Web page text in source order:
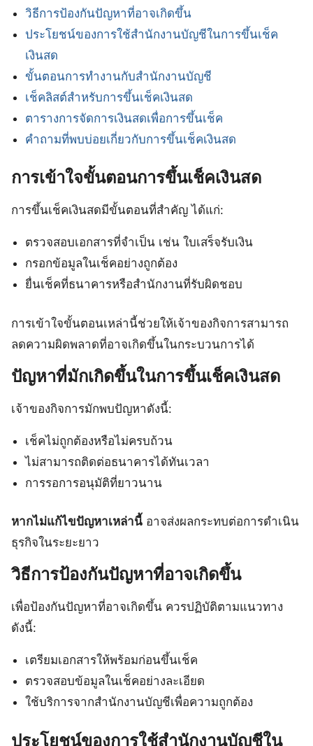
วิธีการป้องกันปัญหาที่อาจเกิดขึ้น
ประโยชน์ของการใช้สำนักงานบัญชีในการขึ้นเช็ค
เงินสด
ขั้นตอนการทำงานกับสำนักงานบัญชี
เช็คลิสต์สำหรับการขึ้นเช็คเงินสด
ตารางการจัดการเงินสดเพื่อการขึ้นเช็ค
คำถามที่พบบ่อยเกี่ยวกับการขึ้นเช็คเงินสด
การเข้าใจขั้นตอนการขึ้นเช็คเงินสด
การขึ้นเช็คเงินสดมีขั้นตอนที่สำคัญ ได้แก่:
ตรวจสอบเอกสารที่จำเป็น เช่น ใบเสร็จรับเงิน
กรอกข้อมูลในเช็คอย่างถูกต้อง
ยื่นเช็คที่ธนาคารหรือสำนักงานที่รับผิดชอบ
การเข้าใจขั้นตอนเหล่านี้ช่วยให้เจ้าของกิจการสามารถ
ลดความผิดพลาดที่อาจเกิดขึ้นในกระบวนการได้
ปัญหาที่มักเกิดขึ้นในการขึ้นเช็คเงินสด
เจ้าของกิจการมักพบปัญหาดังนี้:
เช็คไม่ถูกต้องหรือไม่ครบถ้วน
ไม่สามารถติดต่อธนาคารได้ทันเวลา
การรอการอนุมัติที่ยาวนาน
หากไม่แก้ไขปัญหาเหล่านี้ อาจส่งผลกระทบต่อการดำเนิน
ธุรกิจในระยะยาว
วิธีการป้องกันปัญหาที่อาจเกิดขึ้น
เพื่อป้องกันปัญหาที่อาจเกิดขึ้น ควรปฏิบัติตามแนวทาง
ดังนี้:
เตรียมเอกสารให้พร้อมก่อนขึ้นเช็ค
ตรวจสอบข้อมูลในเช็คอย่างละเอียด
ใช้บริการจากสำนักงานบัญชีเพื่อความถูกต้อง
ประโยชน์ของการใช้สำนักงานบัญชีใน